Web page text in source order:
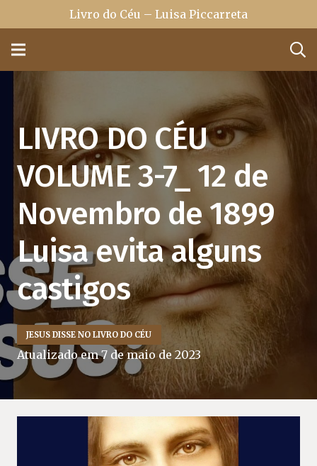
Livro do Céu – Luisa Piccarreta
LIVRO DO CÉU
VOLUME 3-7_ 12 de
Novembro de 1899
Luisa evita alguns
castigos
JESUS DISSE NO LIVRO DO CÉU
Atualizado em7 de maio de 2023